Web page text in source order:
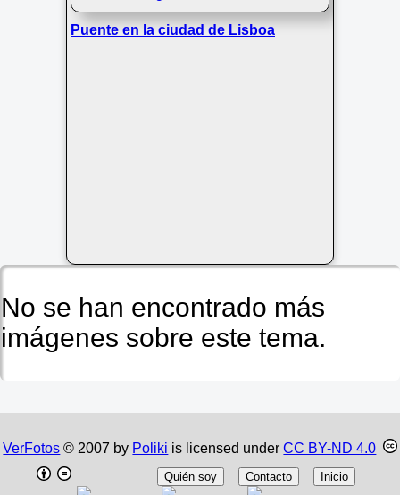
Puente en la ciudad de Lisboa
No se han encontrado más
imágenes sobre este tema.
VerFotos © 2007 by Poliki is licensed underCC BY-ND 4.0
Quién soy Contacto Inicio